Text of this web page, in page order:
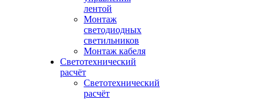
лентой
Монтаж
светодиодных
светильников
Монтаж кабеля
Светотехнический
расчёт
Светотехнический
расчёт